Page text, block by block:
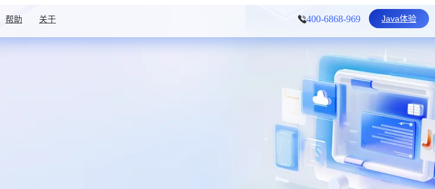
帮助 关于 400-6868-969 Java体验